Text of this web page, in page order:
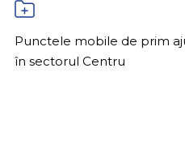
Punctele mobile de prim
în sectorul Centru